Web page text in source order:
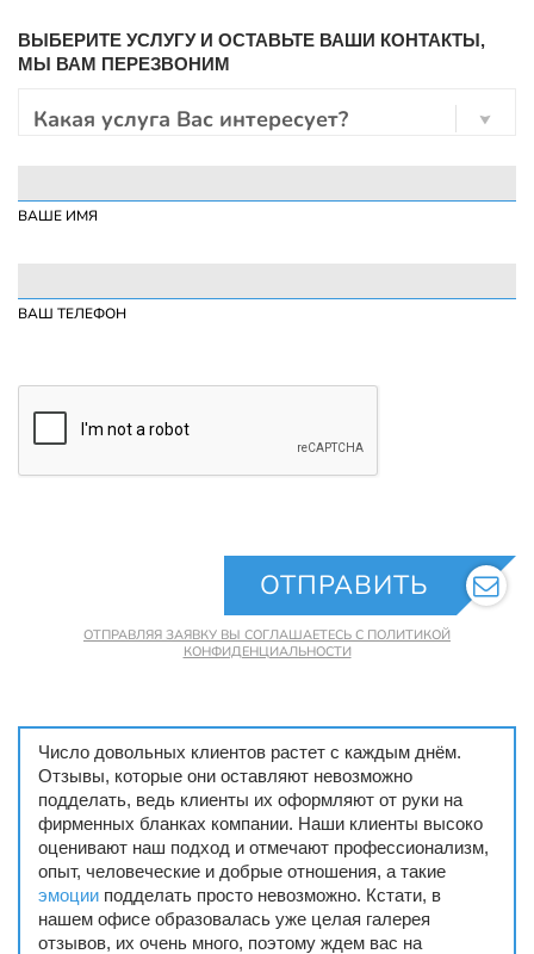
ВЫБЕРИТЕ УСЛУГУ И ОСТАВЬТЕ ВАШИ КОНТАКТЫ,
МЫ ВАМ ПЕРЕЗВОНИМ
Какая услуга Вас интересует?
ВАШЕ ИМЯ
ВАШ ТЕЛЕФОН
ОТПРАВИТЬ
ОТПРАВЛЯЯ ЗАЯВКУ ВЫ СОГЛАШАЕТЕСЬ С ПОЛИТИКОЙ
КОНФИДЕНЦИАЛЬНОСТИ
Число довольных клиентов растет с каждым днём.
Отзывы, которые они оставляют невозможно
подделать, ведь клиенты их оформляют от руки на
фирменных бланках компании. Наши клиенты высоко
оценивают наш подход и отмечают профессионализм,
опыт, человеческие и добрые отношения, а такие
эмоции подделать просто невозможно. Кстати, в
нашем офисе образовалась уже целая галерея
отзывов, их очень много, поэтому ждем вас на